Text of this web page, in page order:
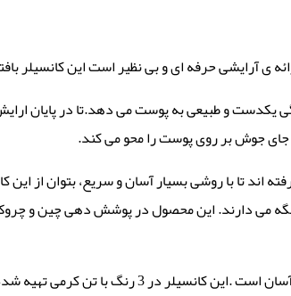
ی آرایشی حرفه ای و بی نظیر است این
و طبیعی به پوست می دهد.تا در پایان
جوش بر روی پوست را محو می کند.
قرار گرفته اند تا با روشی بسیار آسان و سریع،
می دارند. این محصول در پوشش دهی چین و
منطبق با رنگ انواع پوست تولید شده اند.